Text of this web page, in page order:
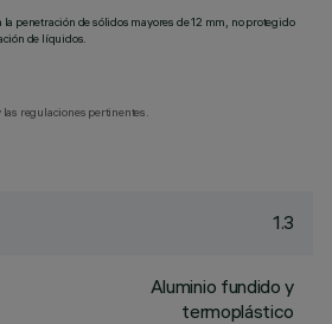
la penetración de sólidos mayores de 12 mm, no protegido
de líquidos.
regulaciones pertinentes.
1.3
Aluminio fundido y
termoplástico